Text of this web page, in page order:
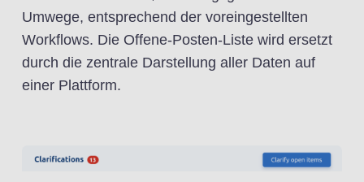
Umwege, entsprechend der voreingestellten
Workflows. Die Offene-Posten-Liste wird ersetzt
durch die zentrale Darstellung aller Daten auf
einer Plattform.